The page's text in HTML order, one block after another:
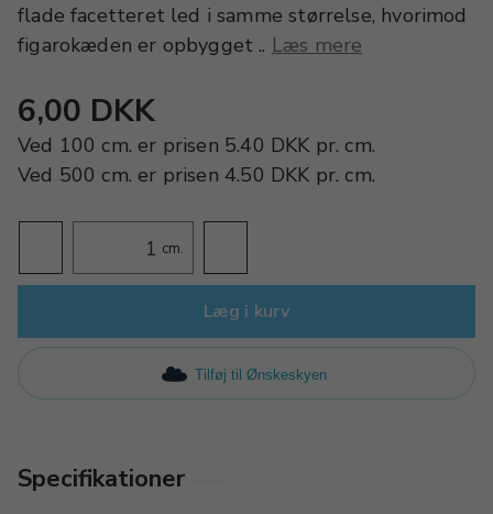
flade facetteret led i samme størrelse, hvorimod
figarokæden er opbygget .. Læs mere
6,00 DKK
Ved 100 cm. er prisen 5.40 DKK pr.cm.
Ved 500 cm. er prisen 4.50 DKK pr.cm.
cm.
Læg i kurv
Tilføj til Ønskeskyen
Specifikationer